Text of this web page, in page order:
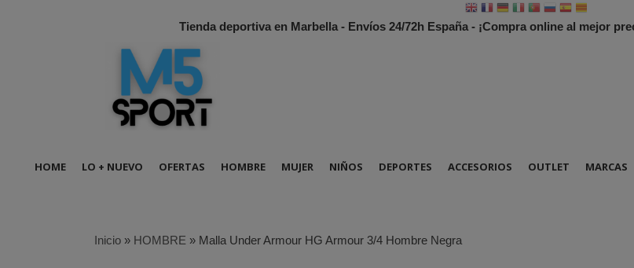
Tienda deportiva en Marbella - Envíos 24/72h España - ¡Compra online al mejor
HOME LO + NUEVO OFERTAS HOMBRE MUJER NIÑOS DEPORTES ACCESORIOS OUTLET MARCAS
Inicio» HOMBRE » Malla Under Armour HG Armour 3/4 Hombre Negra